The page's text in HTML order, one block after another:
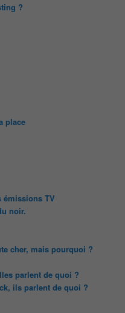
?
place
émissions TV
noir.
cher, mais pourquoi ?
parlent de quoi ?
ils parlent de quoi ?